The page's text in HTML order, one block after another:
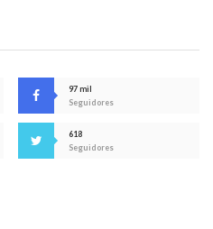
97 mil
Seguidores
618
Seguidores